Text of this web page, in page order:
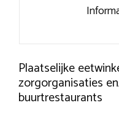
Plaatselijke
zorgorganisaties
buurtrestaurants